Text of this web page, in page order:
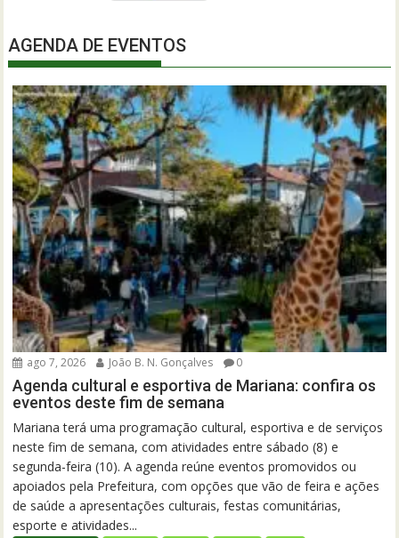
AGENDA DE EVENTOS
ago 7, 2026 João B. N. Gonçalves 0
Agenda cultural e esportiva de Mariana: confira os
eventos deste fim de semana
Mariana terá uma programação cultural, esportiva e de serviços
neste fim de semana, com atividades entre sábado (8) e
segunda-feira (10). A agenda reúne eventos promovidos ou
apoiados pela Prefeitura, com opções que vão de feira e ações
de saúde a apresentações culturais, festas comunitárias,
esporte e atividades...